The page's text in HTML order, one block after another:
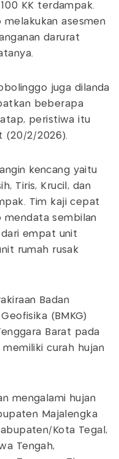
KK terdampak.
melakukan asesmen
darurat
juga dilanda
beberapa
peristiwa itu
(20/2/2026).
kencang yaitu
Tiris, Krucil, dan
Tim kaji cepat
mendata sembilan
empat unit
rumah rusak
Badan
(BMKG)
Barat pada
curah hujan
mengalami hujan
Majalengka
Kota Tegal,
Tengah,